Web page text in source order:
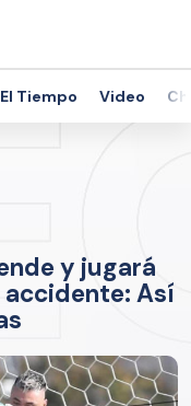
El Tiempo Video
y jugará
Así